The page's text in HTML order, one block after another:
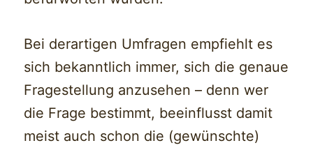
Bei derartigen Umfragen empfiehlt es
sich bekanntlich immer, sich die genaue
Fragestellung anzusehen – denn wer
die Frage bestimmt, beeinflusst damit
meist auch schon die (gewünschte)